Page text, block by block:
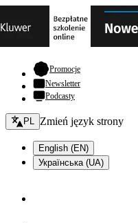
Promocje- otwiera się w
Newsletter
Podcasty
Zmień język - bieżący:
PL Zmień język strony
English (EN)
Українська (UA)